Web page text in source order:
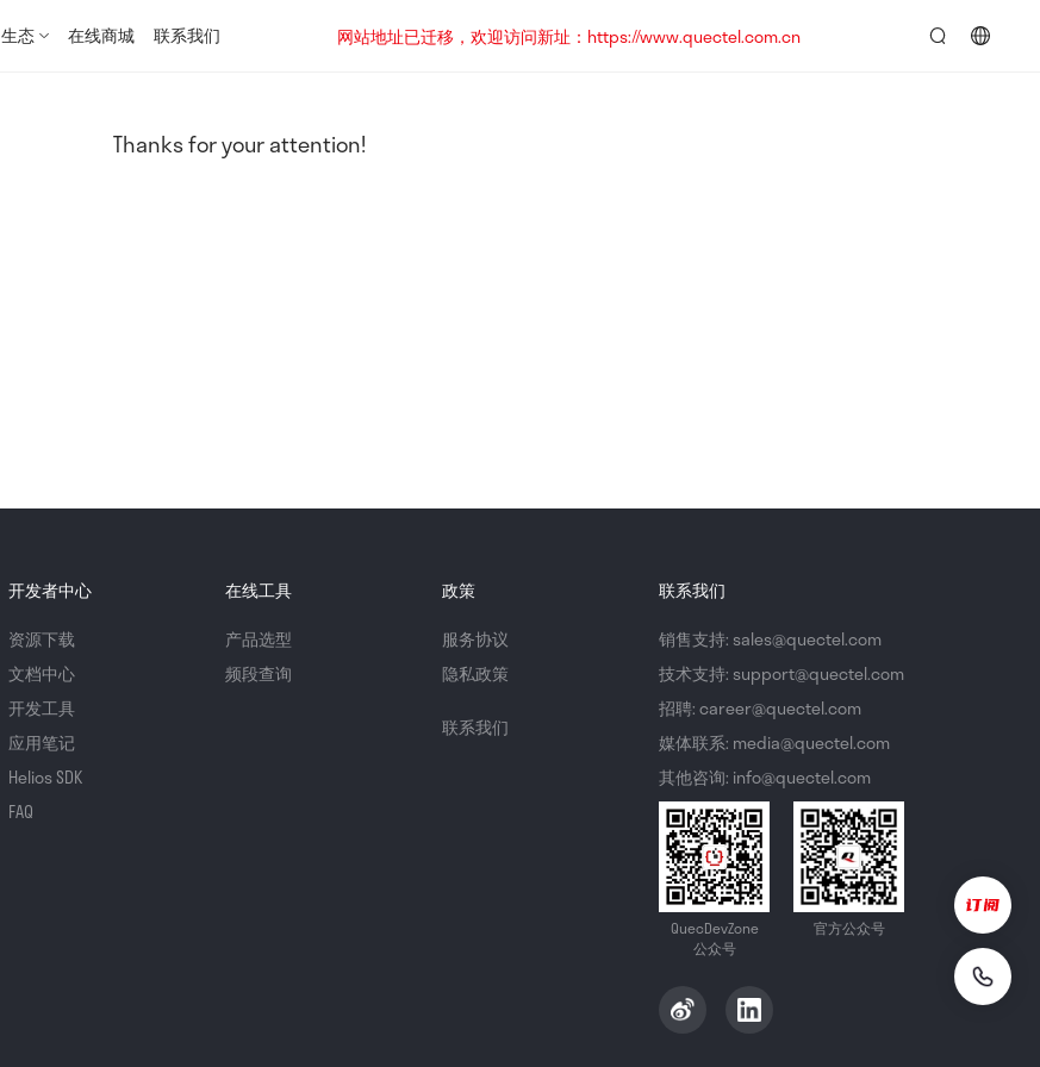
生态 在线商城 联系我们
网站地址已迁移，欢迎访问新址：https://www.quectel.com.cn
Thanks for your attention!
开发者中心
资源下载
文档中心
开发工具
应用笔记
Helios SDK
FAQ
在线工具
产品选型
频段查询
政策
服务协议
隐私政策
联系我们
联系我们
销售支持: sales@quectel.com
技术支持: support@quectel.com
招聘: career@quectel.com
媒体联系: media@quectel.com
其他咨询: info@quectel.com
QuecDevZone
公众号
官方公众号